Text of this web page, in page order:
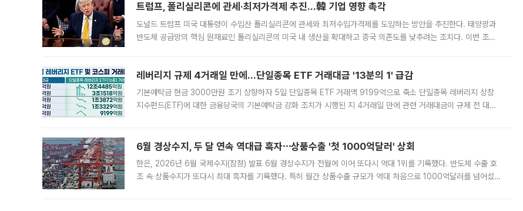
트럼프, 폴리실리콘에 관세·최저가격제 추진…韓 기업 영향 촉각
도널드 트럼프 미국 대통령이 수입산 폴리실리콘에 관세와 최저수입가격제를 도입하는 방안을 추진한다. 태양광과
반도체 공급망의 핵심 원재료인 폴리실리콘의 미국 내 생산을 확대하고 중국 의존도를 낮추려는 조치다. 이번 조처
레버리지 규제 4거래일 만에…단일종목 ETF 거래대금 '13분의 1' 급감
기본예탁금 현금 3000만원 조기 상향하자 5일 단일종목 ETF 거래액 9199억으로 축소 단일종목 레버리지 상장
지수펀드(ETF)에 대한 금융당국의 기본예탁금 강화 조치가 시행된 지 4거래일 만에 관련 거래대금이 규제 전 대비
6월 경상수지, 두 달 연속 역대급 흑자⋯상품수출 '첫 1000억달러' 상회
한은, 2026년 6월 국제수지(잠정) 발표 6월 경상수지가 전월에 이어 또다시 역대 1위를 기록했다. 반도체 수출 호
조 속 상품수지가 또다시 최대 흑자를 기록했다. 특히 월간 상품수출 규모가 역대 처음으로 1000억달러를 넘어섰